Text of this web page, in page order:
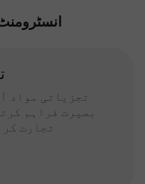
120+
تجزیاتی مواد
بصیرت فراہم
تجارت